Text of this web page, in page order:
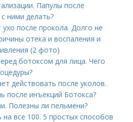
Папулы после
ними делать?
после прокола. Долго не
отека и воспаления и
(2 фото)
ботоксом для лица. Чего
действовать после уколов.
после инъекций Ботокса?
Полезны ли пельмени?
все 100. 5 простых способов